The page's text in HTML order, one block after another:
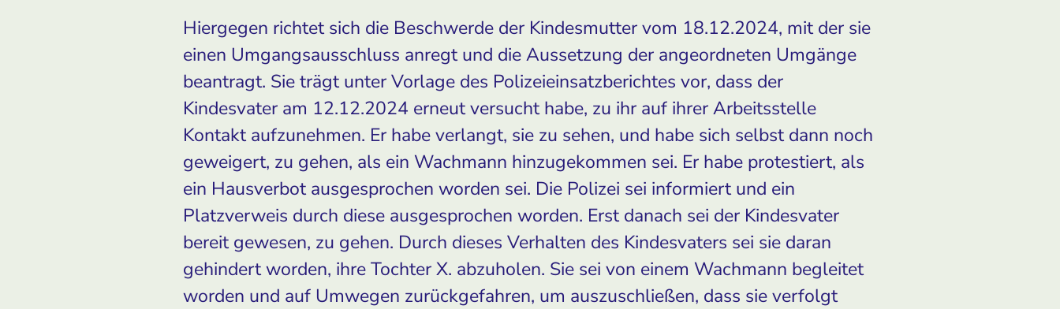
Hiergegen richtet sich die Beschwerde der Kindesmutter vom 18.12.2024, mit der sie
einen Umgangsausschluss anregt und die Aussetzung der angeordneten Umgänge
beantragt. Sie trägt unter Vorlage des Polizeieinsatzberichtes vor, dass der
Kindesvater am 12.12.2024 erneut versucht habe, zu ihr auf ihrer Arbeitsstelle
Kontakt aufzunehmen. Er habe verlangt, sie zu sehen, und habe sich selbst dann noch
geweigert, zu gehen, als ein Wachmann hinzugekommen sei. Er habe protestiert, als
ein Hausverbot ausgesprochen worden sei. Die Polizei sei informiert und ein
Platzverweis durch diese ausgesprochen worden. Erst danach sei der Kindesvater
bereit gewesen, zu gehen. Durch dieses Verhalten des Kindesvaters sei sie daran
gehindert worden, ihre Tochter X. abzuholen. Sie sei von einem Wachmann begleitet
worden und auf Umwegen zurückgefahren, um auszuschließen, dass sie verfolgt